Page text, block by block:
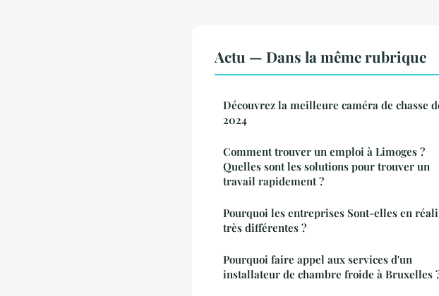
Actu — Dans la même rubrique
Découvrez la meilleure caméra de chasse
2024
Comment trouver un emploi à Limoges ?
Quelles sont les solutions pour trouver un
travail rapidement ?
Pourquoi les entreprises Sont-elles en
très différentes ?
Pourquoi faire appel aux services d'un
installateur de chambre froide à Bruxelles